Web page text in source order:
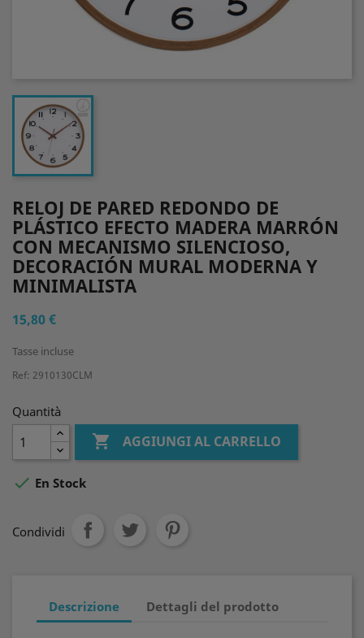
RELOJ DE PARED REDONDO DE
PLÁSTICO EFECTO MADERA MARRÓN
CON MECANISMO SILENCIOSO,
DECORACIÓN MURAL MODERNA Y
MINIMALISTA
15,80 €
Tasse incluse
Ref: 2910130CLM
Quantità
 AGGIUNGI AL CARRELLO
 En Stock
Condividi
Descrizione Dettagli del prodotto